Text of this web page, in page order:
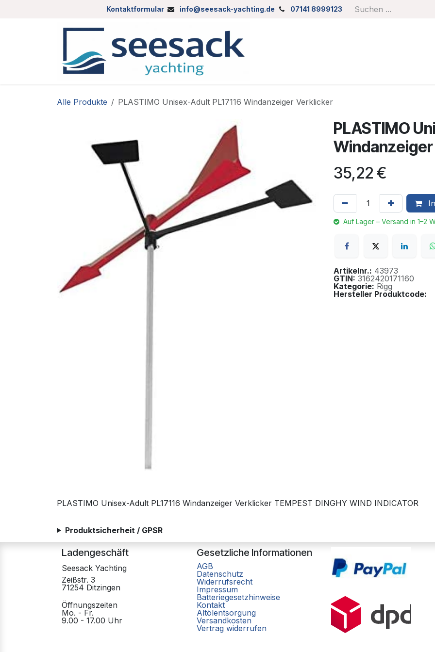
Kontaktformular info@seesack-yachting.de 07141 8999123
Alle Produkte PLASTIMO Unisex-Adult PL17116 Windanzeiger Verklicker
PLASTIMO
35,22 €
Auf Lager – Versand in 1–2
Artikelnr.: 43973
GTIN: 3162420171160
Kategorie: Rigg
Hersteller Produktcode:
PLASTIMO Unisex-Adult PL17116 Windanzeiger Verklicker TEMPEST DINGHY WIND INDICATOR
Produktsicherheit / GPSR
Ladengeschäft
Seesack Yachting
Zeißstr. 3
71254 Ditzingen
Öffnungszeiten
Mo. - Fr.
9.00 - 17.00 Uhr
Gesetzliche Informationen
AGB
Datenschutz
Widerrufsrecht
Impressum
Batteriegesetzhinweise
Kontakt
Altölentsorgung
Versandkosten
Vertrag widerrufen